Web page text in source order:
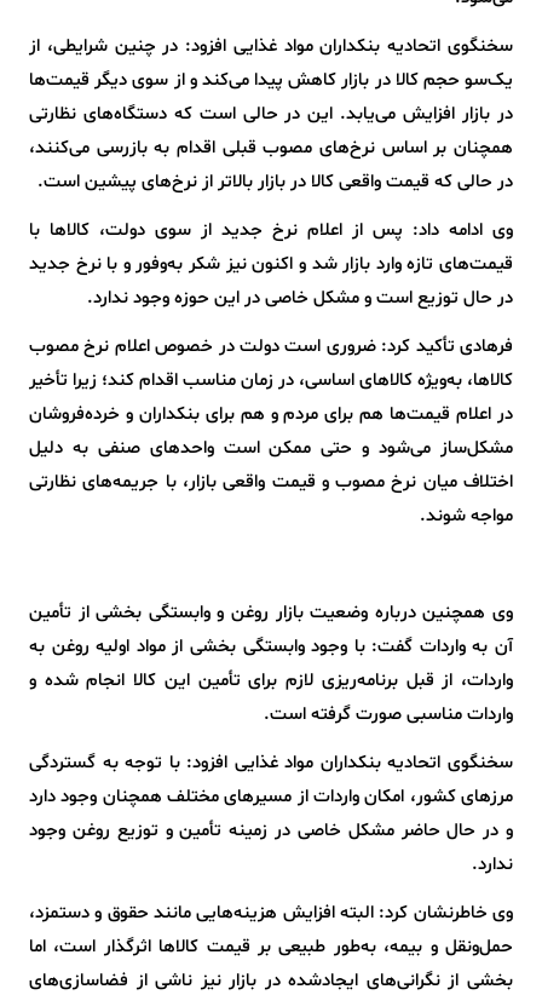
سخنگوی اتحادیه بنکداران مواد غذایی افزود: در چنین شرایطی، از
یک‌سو حجم کالا در بازار کاهش پیدا می‌کند و از سوی دیگر قیمت‌ها
در بازار افزایش می‌یابد. این در حالی است که دستگاه‌های نظارتی
همچنان بر اساس نرخ‌های مصوب قبلی اقدام به بازرسی می‌کنند،
در حالی که قیمت واقعی کالا در بازار بالاتر از نرخ‌های پیشین است.
وی ادامه داد: پس از اعلام نرخ جدید از سوی دولت، کالاها با
قیمت‌های تازه وارد بازار شد و اکنون نیز شکر به‌وفور و با نرخ جدید
در حال توزیع است و مشکل خاصی در این حوزه وجود ندارد.
فرهادی تأکید کرد: ضروری است دولت در خصوص اعلام نرخ مصوب
کالاها، به‌ویژه کالاهای اساسی، در زمان مناسب اقدام کند؛ زیرا تأخیر
در اعلام قیمت‌ها هم برای مردم و هم برای بنکداران و خرده‌فروشان
مشکل‌ساز می‌شود و حتی ممکن است واحدهای صنفی به دلیل
اختلاف میان نرخ مصوب و قیمت واقعی بازار، با جریمه‌های نظارتی
مواجه شوند.
وی همچنین درباره وضعیت بازار روغن و وابستگی بخشی از تأمین
آن به واردات گفت: با وجود وابستگی بخشی از مواد اولیه روغن به
واردات، از قبل برنامه‌ریزی لازم برای تأمین این کالا انجام شده و
واردات مناسبی صورت گرفته است.
سخنگوی اتحادیه بنکداران مواد غذایی افزود: با توجه به گستردگی
مرزهای کشور، امکان واردات از مسیرهای مختلف همچنان وجود دارد
و در حال حاضر مشکل خاصی در زمینه تأمین و توزیع روغن وجود
ندارد.
وی خاطرنشان کرد: البته افزایش هزینه‌هایی مانند حقوق و دستمزد،
حمل‌ونقل و بیمه، به‌طور طبیعی بر قیمت کالاها اثرگذار است، اما
بخشی از نگرانی‌های ایجادشده در بازار نیز ناشی از فضاسازی‌های